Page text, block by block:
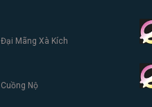
Đại Mãng Xà Kích
Cuồng Nộ